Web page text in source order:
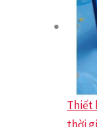
Thiết
thời